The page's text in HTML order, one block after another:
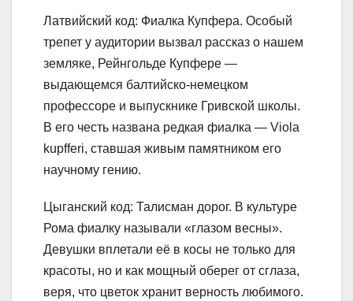
Латвийский код: Фиалка Купфера. Особый
трепет у аудитории вызвал рассказ о нашем
земляке, Рейнгольде Купфере —
выдающемся балтийско-немецком
профессоре и выпускнике Гривской школы.
В его честь названа редкая фиалка — Viola
kupfferi, ставшая живым памятником его
научному гению.
Цыганский код: Талисман дорог. В культуре
Рома фиалку называли «глазом весны».
Девушки вплетали её в косы не только для
красоты, но и как мощный оберег от сглаза,
веря, что цветок хранит верность любимого.